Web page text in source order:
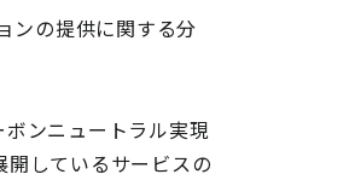
ンの提供に関する分
ンニュートラル実現
しているサービスの